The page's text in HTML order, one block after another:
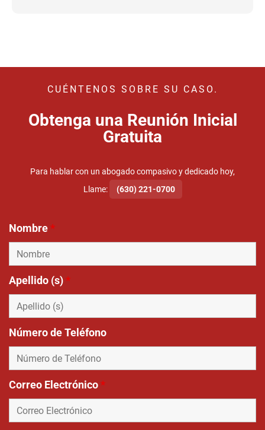
CUÉNTENOS SOBRE SU CASO.
Obtenga una Reunión Inicial
Gratuita
Para hablar con un abogado compasivo y dedicado hoy,
Llame:
(630) 221-0700
Nombre*
Apellido (s)*
Número de Teléfono
Correo Electrónico*